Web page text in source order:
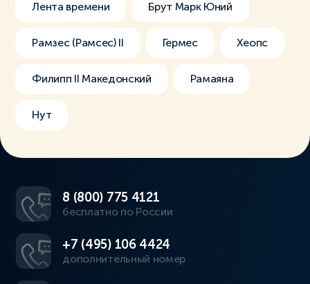
Лента времени Брут Марк Юний
Рамзес (Рамсес) II Гермес Хеопс
Филипп II Македонский Рамаяна
Нут
8 (800) 775 4121
бесплатно по России
+7 (495) 106 4424
дополнительный номер